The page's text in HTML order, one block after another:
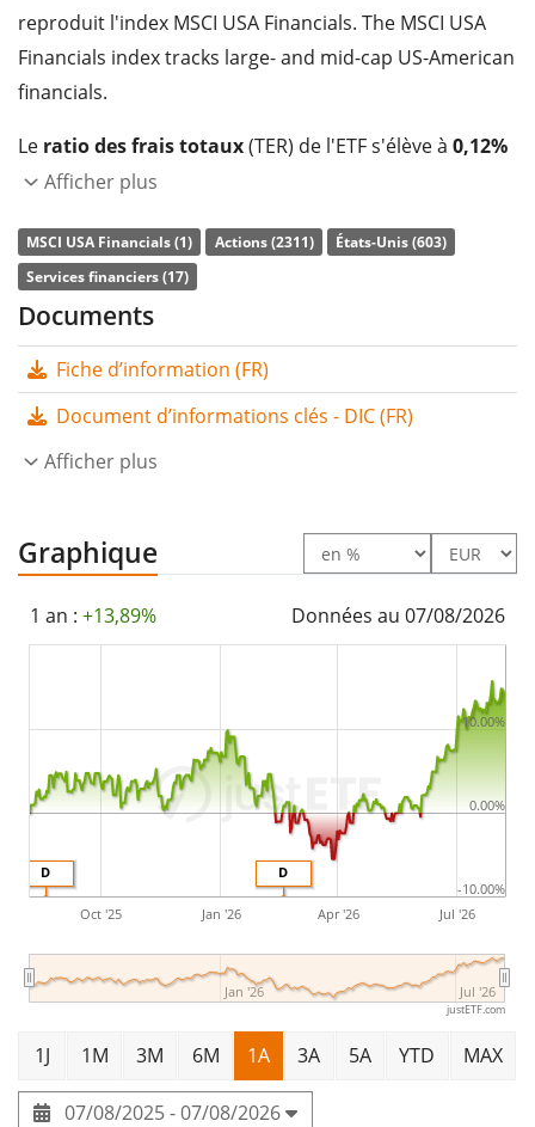
reproduit l'index MSCI USA Financials. The MSCI USA
Financials index tracks large- and mid-cap US-American
financials.
Le ratio des frais totaux(TER) de l'ETF s'élève à 0,12%
p.a.. Le Xtrackers MSCI USA Financials UCITS ETF 1D est
reproduit la performance de l’indice sous-jacent en
achetant toutes les composantes de l’indice
(réplication complète). Les dividendes de l'ETF sont
distribuésaux investisseurs (une fois par semestre).
Le Xtrackers MSCI USA Financials UCITS ETF 1D est un
702 M d'EUR. L'ETF a été
Afficher plus
MSCI USA Financials (1) Actions (2311)
États-Unis (603)
Services financiers (17)
Documents
Fiche d’information (FR)
Document d’informations clés - DIC (FR)
Afficher plus
Graphique
1 an : +13,89% Données au 07/08/2026
D
D
Oct '25 Jan '26 Apr '26 Jul '26
Jan '26 Jul '26
-10.00%
0.00%
10.00%
justETF.com
1J 1M 3M 6M 1A 3A 5A YTD MAX
07/08/2025 - 07/08/2026